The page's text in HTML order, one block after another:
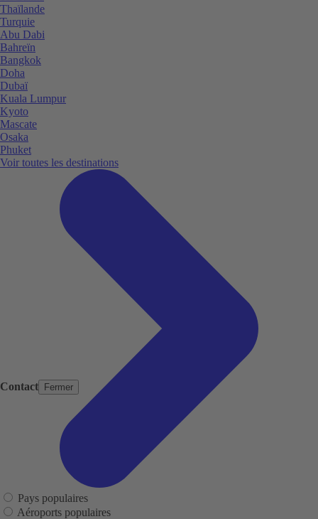
Contact Fermer
Thaïlande
Turquie
Abu Dabi
Bahreïn
Bangkok
Doha
Dubaï
Kuala Lumpur
Kyoto
Mascate
Osaka
Phuket
Voir toutes les destinations
Pays populaires
Aéroports populaires